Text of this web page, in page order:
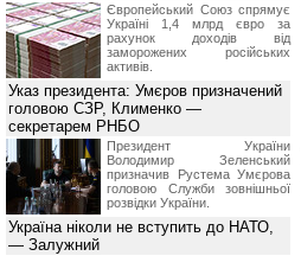
Європейський Союз спрямує
Україні 1,4 млрд євро за
рахунок доходів від
заморожених російських
активів.
Указ президента: Умєров призначений
головою СЗР, Клименко —
секретарем РНБО
Президент України
Володимир Зеленський
призначив Pустема Умєрова
головою Служби зовнішньої
розвідки України.
Україна ніколи не вступить до НАТО,
— Залужний